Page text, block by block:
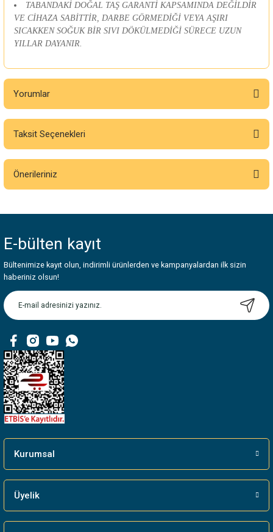
TABANDAKİ DOĞAL TAŞ GARANTİ KAPSAMINDA DEĞİLDİR
VE CİHAZA SABİTTİR, DARBE GÖRMEDİĞİ VEYA AŞIRI
SICAKKEN SOĞUK BİR SIVI DÖKÜLMEDİĞİ SÜRECE UZUN
YILLAR DAYANIR.
Yorumlar
Bu ürüne ilk yorumu siz yapın!
Taksit Seçenekleri
Önerileriniz
Görüş ve önerileriniz için teşekkür ederiz.
Ürün resmi kalitesiz, bozuk veya görüntülenemiyor.
Ürün açıklamasında eksik bilgiler bulunuyor.
Ürün bilgilerinde hatalar bulunuyor.
Bu ürüne benzer farklı alternatifler olmalı.
E-bülten kayıt
Bültenimize kayıt olun, indirimli ürünlerden ve kampanyalardan ilk sizin
haberiniz olsun!
Kurumsal
Üyelik